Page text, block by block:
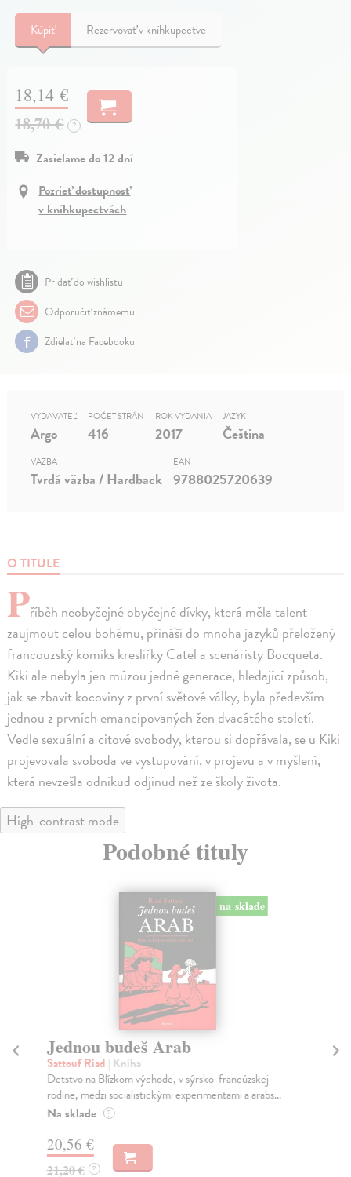
Kúpiť Rezervovať v kníhkupectve
18,14 €
18,70 € ?
Zasielame do 12 dní
Pozrieť dostupnosť
v kníhkupectvách
Pridať do wishlistu
Odporučiť známemu
Zdielať na Facebooku
O TITULE
Příběh neobyčejné obyčejné dívky, která měla talent
zaujmout celou bohému, přináší do mnoha jazyků přeložený
francouzský komiks kreslířky Catel a scenáristy Bocqueta.
Kiki ale nebyla jen múzou jedné generace, hledající způsob,
jak se zbavit kocoviny z první světové války, byla především
jednou z prvních emancipovaných žen dvacátého století.
Vedle sexuální a citové svobody, kterou si dopřávala, se u Kiki
projevovala svoboda ve vystupování, v projevu a v myšlení,
která nevzešla odnikud odjinud než ze školy života.
VYDAVATEĽ
Argo
POČET STRÁN
416
ROK VYDANIA
2017
JAZYK
Čeština
VÄZBA
Tvrdá väzba / Hardback
EAN
9788025720639
High-contrast mode
Podobné tituly
na sklade
Jednou budeš Arab
Sattouf Riad | Kniha
Detstvo na Blízkom východe, v sýrsko-francúzskej
rodine, medzi socialistickými experimentami a arabs...
Na sklade ?
20,56 €
21,20 € ?